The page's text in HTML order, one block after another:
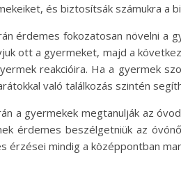
és biztosítsák számukra a
érdemes fokozatosan növelni a
ott a gyermeket, majd a
reakcióira. Ha a gyermek
való találkozás szintén
a gyermekek megtanulják az
érdemes beszélgetniük az
érzései mindig a középpontban